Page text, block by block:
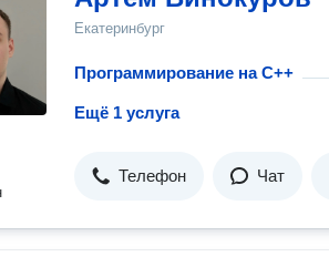
Екатеринбург
Программирование на C++
Ещё 1 услуга
Телефон Чат